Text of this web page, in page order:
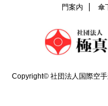
門案内
傘
Copyright© 社団法人国際空